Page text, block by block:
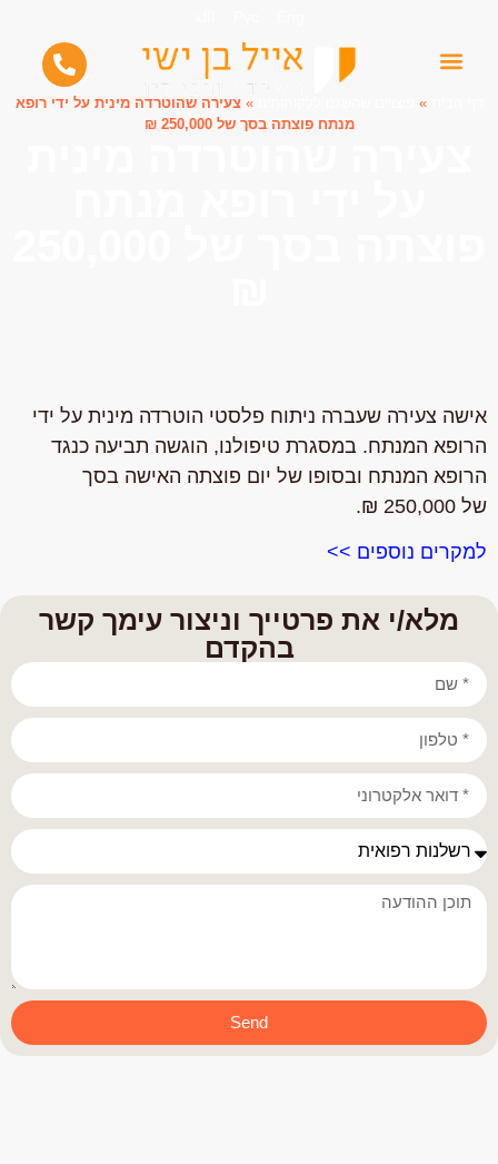
»
» צעירה שהוטרדה מינית על ידי רופא
מנתח פוצתה בסך של 250,000 ₪
מלא/י את פרטייך וניצור עימך קשר
בהקדם
Send
אישה צעירה שעברה ניתוח פלסטי הוטרדה מינית על ידי
הרופא המנתח. במסגרת טיפולנו, הוגשה תביעה כנגד
הרופא המנתח ובסופו של יום פוצתה האישה בסך
של 250,000 ₪.
למקרים נוספים >>